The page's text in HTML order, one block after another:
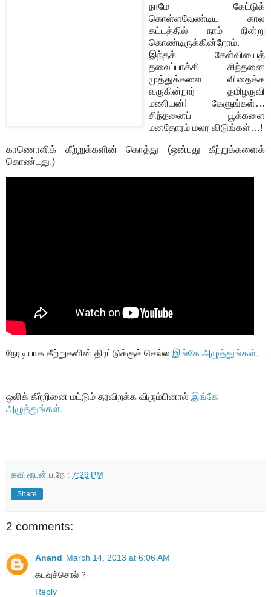
நாமே கேட்டுக்
கொள்ளவேண்டிய கால
கட்டத்தில் நாம் நின்று
கொண்டிருக்கின்றோம்.
இந்தக் கேள்வியைத்
தலைப்பாக்கி சிந்தனை
முத்துக்களை விதைக்க
வருகின்றார் தமிழருவி
மணியன்! கேளுங்கள்…
சிந்தனைப் பூக்களை
மனதோரம் மலர விடுங்கள்…!
காணொளிக் கீற்றுக்களின் கொத்து (ஒன்பது கீற்றுக்களைக்
கொண்டது.)
நேரடியாக கீற்றுகளின் திரட்டுக்குச் செல்ல இங்கே அழுத்துங்கள்.
ஒலிக் கீற்றினை மட்டும் தரவிறக்க விரும்பினால் இங்கே
அழுத்துங்கள்.
கவி ரூபன் ப.நே : 7:29 PM
Share
2 comments:
Anand March 14, 2013 at 6:06 AM
கடவுச்சொல் ?
Reply